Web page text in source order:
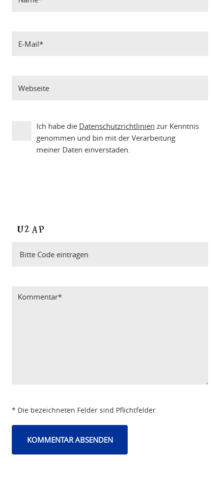
Ich habe die Datenschutzrichtlinien zur Kenntnis
genommen und bin mit der Verarbeitung
meiner Daten einverstaden.
* Die bezeichneten Felder sind Pflichtfelder.